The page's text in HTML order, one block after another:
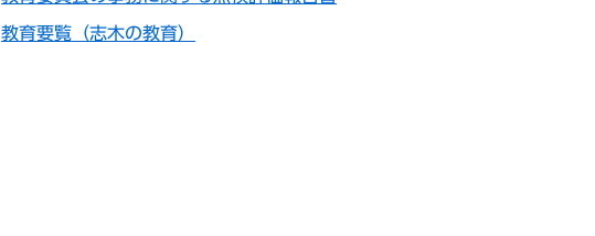
教育要覧（志木の教育）